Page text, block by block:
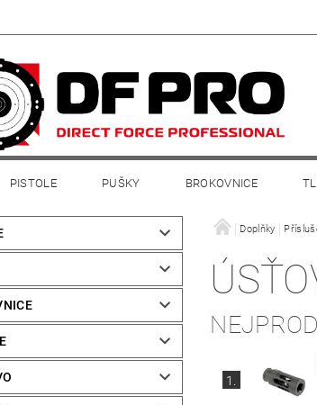
PISTOLE PUŠKY BROKOVNICE
Doplňky
1.